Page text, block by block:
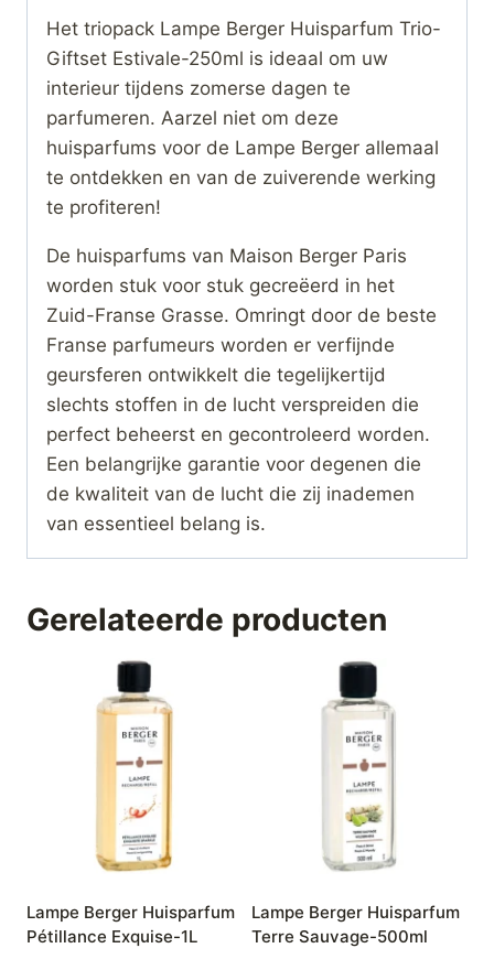
Het triopack Lampe Berger Huisparfum Trio-
Giftset Estivale-250ml is ideaal om uw
interieur tijdens zomerse dagen te
parfumeren. Aarzel niet om deze
huisparfums voor de Lampe Berger allemaal
te ontdekken en van de zuiverende werking
te profiteren!
De huisparfums van Maison Berger Paris
worden stuk voor stuk gecreëerd in het
Zuid-Franse Grasse. Omringt door de beste
Franse parfumeurs worden er verfijnde
geursferen ontwikkelt die tegelijkertijd
slechts stoffen in de lucht verspreiden die
perfect beheerst en gecontroleerd worden.
Een belangrijke garantie voor degenen die
de kwaliteit van de lucht die zij inademen
van essentieel belang is.
Gerelateerde producten
Lampe Berger Huisparfum
Pétillance Exquise-1L
Lampe Berger Huisparfum
Terre Sauvage-500ml